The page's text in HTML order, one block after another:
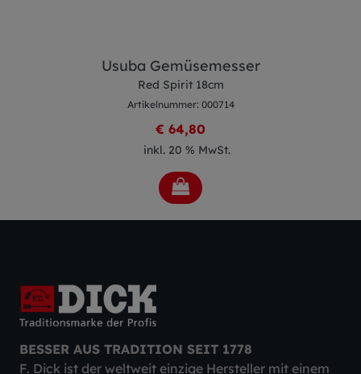
Usuba Gemüsemesser
Red Spirit 18cm
Artikelnummer: 000714
€ 64,80
inkl. 20 % MwSt.
BESSER AUS TRADITION SEIT 1778
F. Dick ist der weltweit einzige Hersteller mit einem